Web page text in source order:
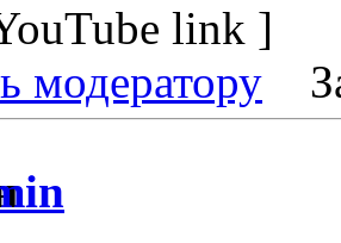
link ]
модератору